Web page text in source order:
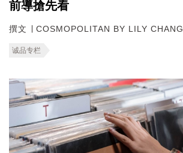
前導搶先看
撰文 ∣ COSMOPOLITAN BY LILY CHANG
诚品专栏